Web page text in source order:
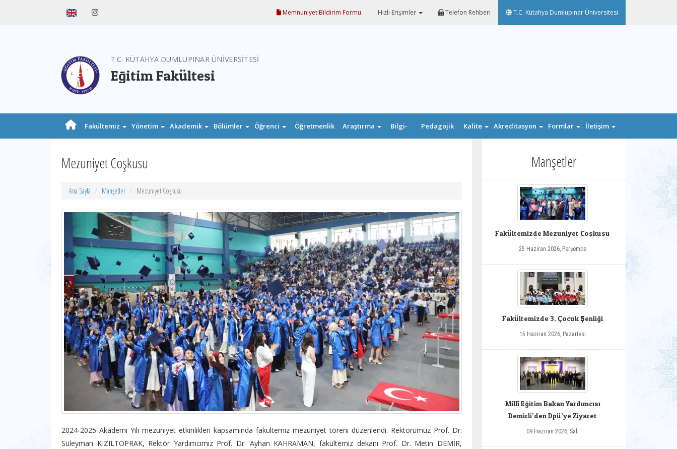
Memnuniyet Bildirim Formu Hızlı Erişimler Telefon Rehberi T.C. Kütahya Dumlupınar Üniversitesi
T.C. KÜTAHYA DUMLUPINAR ÜNİVERSİTESİ
Eğitim Fakültesi
Fakültemiz Yönetim Akademik Bölümler Öğrenci Öğretmenlik Araştırma Bilgi- Pedagojik Kalite Akreditasyon Formlar İletişim
Mezuniyet Coşkusu
Ana Sayfa Manşetler Mezuniyet Coşkusu
2024-2025 Akademi Yılı mezuniyet etkinlikleri kapsamında fakültemiz mezuniyet töreni düzenlendi. Rektörümüz Prof. Dr.
Süleyman KIZILTOPRAK, Rektör Yardımcımız Prof. Dr. Ayhan KAHRAMAN, fakültemiz dekanı Prof. Dr. Metin DEMİR,
Manşetler
Fakültemizde Mezuniyet Coşkusu
25 Haziran 2026, Perşembe
Fakültemizde 3. Çocuk Şenliği
15 Haziran 2026, Pazartesi
Millî Eğitim Bakan Yardımcısı
Demirli’den Dpü’ye Ziyaret
09 Haziran 2026, Salı